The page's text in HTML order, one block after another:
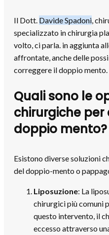
Il Dott. Davide Spadoni,
specializzato in chirurgia
volto, ci parla. in aggiunta
affrontate, anche delle
correggere il doppio mento.
Quali sono le
chirurgiche per
doppio mento?
Esistono diverse soluzioni
del doppio-mento o
Liposuzione: La
chirurgici più comuni
questo intervento, il
eccesso attraverso